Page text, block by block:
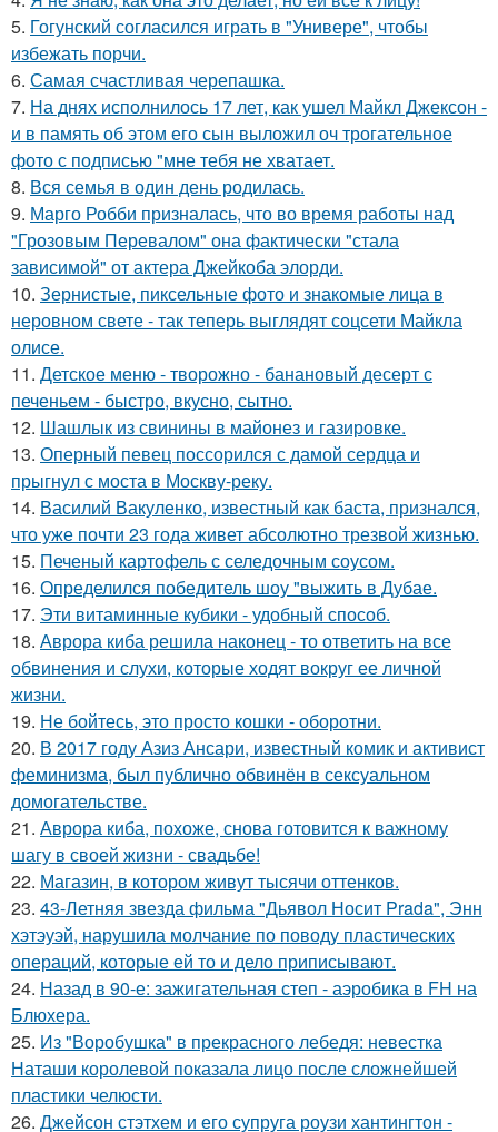
5. Гогунский согласился играть в "Универе", чтобы
избежать порчи.
6. Самая счастливая черепашка.
7. На днях исполнилось 17 лет, как ушел Майкл Джексон -
и в память об этом его сын выложил оч трогательное
фото с подписью "мне тебя не хватает.
8. Вся семья в один день родилась.
9. Марго Робби призналась, что во время работы над
"Грозовым Перевалом" она фактически "стала
зависимой" от актера Джейкоба элорди.
10. Зернистые, пиксельные фото и знакомые лица в
неровном свете - так теперь выглядят соцсети Майкла
олисе.
11. Детское меню - творожно - банановый десерт с
печеньем - быстро, вкусно, сытно.
12. Шашлык из свинины в майонез и газировке.
13. Оперный певец поссорился с дамой сердца и
прыгнул с моста в Москву-реку.
14. Василий Вакуленко, известный как баста, признался,
что уже почти 23 года живет абсолютно трезвой жизнью.
15. Печеный картофель с селедочным соусом.
16. Определился победитель шоу "выжить в Дубае.
17. Эти витаминные кубики - удобный способ.
18. Аврора киба решила наконец - то ответить на все
обвинения и слухи, которые ходят вокруг ее личной
жизни.
19. Не бойтесь, это просто кошки - оборотни.
20. В 2017 году Азиз Ансари, известный комик и активист
феминизма, был публично обвинён в сексуальном
домогательстве.
21. Аврора киба, похоже, снова готовится к важному
шагу в своей жизни - свадьбе!
22. Магазин, в котором живут тысячи оттенков.
23. 43-Летняя звезда фильма "Дьявол Носит Prada", Энн
хэтэуэй, нарушила молчание по поводу пластических
операций, которые ей то и дело приписывают.
24. Назад в 90-е: зажигательная степ - аэробика в FH на
Блюхера.
25. Из "Воробушка" в прекрасного лебедя: невестка
Наташи королевой показала лицо после сложнейшей
пластики челюсти.
26. Джейсон стэтхем и его супруга роузи хантингтон -